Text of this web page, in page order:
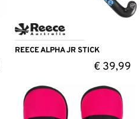
REECE ALPHA JR STICK
€ 39,99